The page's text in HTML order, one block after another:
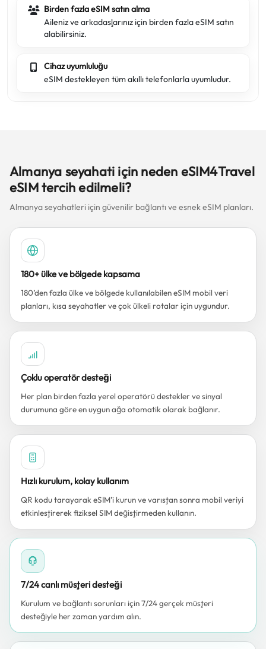
Birden fazla eSIM satın alma
Aileniz ve arkadaşlarınız için birden fazla eSIM satın
alabilirsiniz.
Cihaz uyumluluğu
eSIM destekleyen tüm akıllı telefonlarla uyumludur.
Almanya seyahati için neden eSIM4Travel
eSIM tercih edilmeli?
Almanya seyahatleri için güvenilir bağlantı ve esnek eSIM planları.
180+ ülke ve bölgede kapsama
180’den fazla ülke ve bölgede kullanılabilen eSIM mobil veri
planları, kısa seyahatler ve çok ülkeli rotalar için uygundur.
Çoklu operatör desteği
Her plan birden fazla yerel operatörü destekler ve sinyal
durumuna göre en uygun ağa otomatik olarak bağlanır.
Hızlı kurulum, kolay kullanım
QR kodu tarayarak eSIM’i kurun ve varıştan sonra mobil veriyi
etkinleştirerek fiziksel SIM değiştirmeden kullanın.
7/24 canlı müşteri desteği
Kurulum ve bağlantı sorunları için 7/24 gerçek müşteri
desteğiyle her zaman yardım alın.